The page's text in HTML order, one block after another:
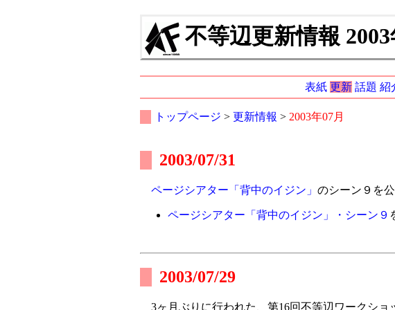
不等辺更新情報 2003
表紙 更新 話題 紹
トップページ > 更新情報 > 2003年07月
2003/07/31
ページシアター「背中のイジン」 のシーン９を公
ページシアター「背中のイジン」・シーン９
2003/07/29
3ヶ月ぶりに行われた、第16回不等辺ワークショ